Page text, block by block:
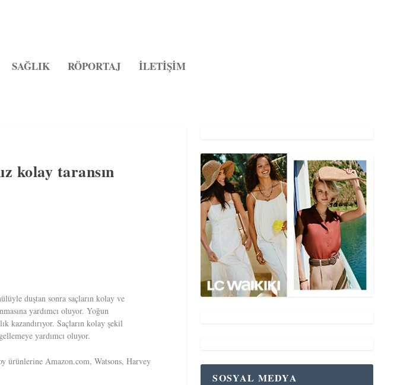
SAĞLIK RÖPORTAJ İLETİŞİM
kolay taransın
duştan sonra saçların kolay ve
yardımcı oluyor. Yoğun
kazandırıyor. Saçların kolay şekil
yardımcı oluyor.
ürünlerine Amazon.com, Watsons, Harvey
SOSYAL MEDYA